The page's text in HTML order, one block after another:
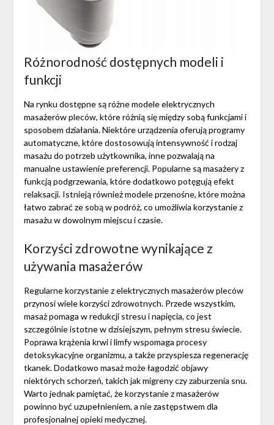
Różnorodność dostępnych modeli i
funkcji
Na rynku dostępne są różne modele elektrycznych
masażerów pleców, które różnią się między sobą funkcjami i
sposobem działania. Niektóre urządzenia oferują programy
automatyczne, które dostosowują intensywność i rodzaj
masażu do potrzeb użytkownika, inne pozwalają na
manualne ustawienie preferencji. Popularne są masażery z
funkcją podgrzewania, które dodatkowo potęgują efekt
relaksacji. Istnieją również modele przenośne, które można
łatwo zabrać ze sobą w podróż, co umożliwia korzystanie z
masażu w dowolnym miejscu i czasie.
Korzyści zdrowotne wynikające z
używania masażerów
Regularne korzystanie z elektrycznych masażerów pleców
przynosi wiele korzyści zdrowotnych. Przede wszystkim,
masaż pomaga w redukcji stresu i napięcia, co jest
szczególnie istotne w dzisiejszym, pełnym stresu świecie.
Poprawa krążenia krwi i limfy wspomaga procesy
detoksykacyjne organizmu, a także przyspiesza regenerację
tkanek. Dodatkowo masaż może łagodzić objawy
niektórych schorzeń, takich jak migreny czy zaburzenia snu.
Warto jednak pamiętać, że korzystanie z masażerów
powinno być uzupełnieniem, a nie zastępstwem dla
profesjonalnej opieki medycznej.